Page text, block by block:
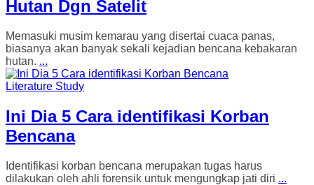
Hutan Dgn Satelit
Memasuki musim kemarau yang disertai cuaca panas,
biasanya akan banyak sekali kejadian bencana kebakaran
hutan. ...
Literature Study
Ini Dia 5 Cara identifikasi Korban
Bencana
Identifikasi korban bencana merupakan tugas harus
dilakukan oleh ahli forensik untuk mengungkap jati diri ...